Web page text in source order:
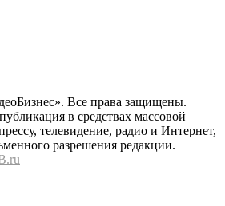
Все права защищены.
в средствах массовой
телевидение, радио и Интернет,
разрешения редакции.